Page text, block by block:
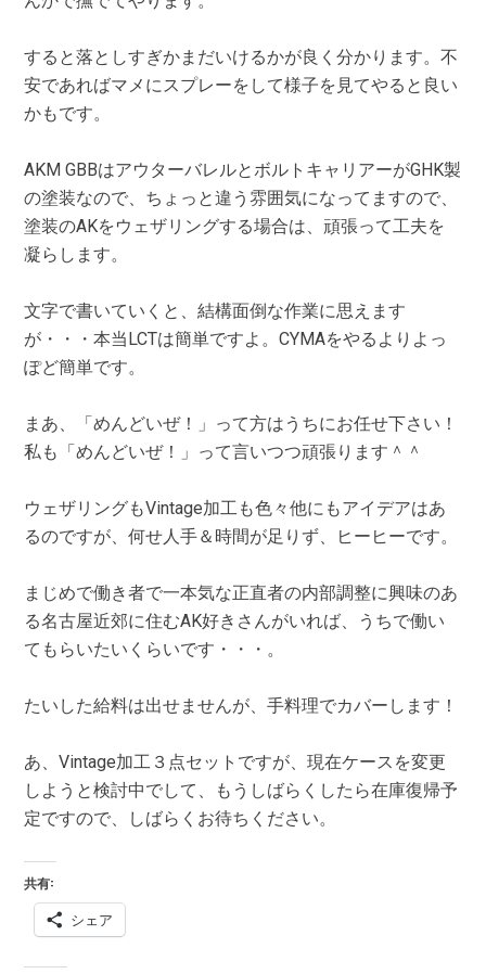
すると落としすぎかまだいけるかが良く分かります。不
安であればマメにスプレーをして様子を見てやると良い
かもです。
AKM GBBはアウターバレルとボルトキャリアーがGHK製
の塗装なので、ちょっと違う雰囲気になってますので、
塗装のAKをウェザリングする場合は、頑張って工夫を
凝らします。
文字で書いていくと、結構面倒な作業に思えます
が・・・本当LCTは簡単ですよ。CYMAをやるよりよっ
ぽど簡単です。
まあ、「めんどいぜ！」って方はうちにお任せ下さい！
私も「めんどいぜ！」って言いつつ頑張ります＾＾
ウェザリングもVintage加工も色々他にもアイデアはあ
るのですが、何せ人手＆時間が足りず、ヒーヒーです。
まじめで働き者で一本気な正直者の内部調整に興味のあ
る名古屋近郊に住むAK好きさんがいれば、うちで働い
てもらいたいくらいです・・・。
たいした給料は出せませんが、手料理でカバーします！
あ、Vintage加工３点セットですが、現在ケースを変更
しようと検討中でして、もうしばらくしたら在庫復帰予
定ですので、しばらくお待ちください。
共有:
シェア